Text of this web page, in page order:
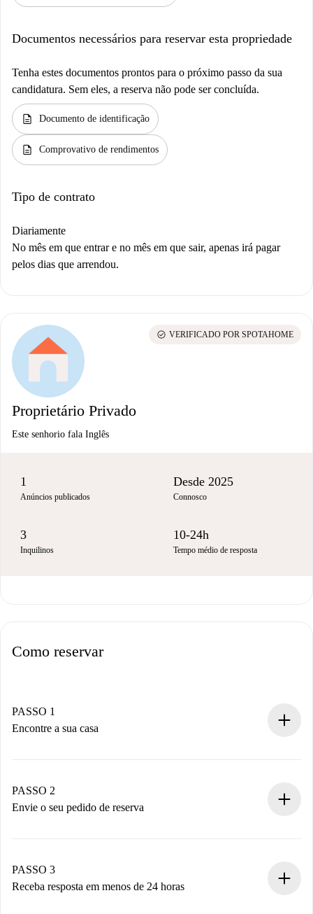
Documentos necessários para reservar esta propriedade
Tenha estes documentos prontos para o próximo passo da sua
candidatura. Sem eles, a reserva não pode ser concluída.
description Documento de identificação
description Comprovativo de rendimentos
Tipo de contrato
Diariamente
No mês em que entrar e no mês em que sair, apenas irá pagar
pelos dias que arrendou.
Proprietário Privado
Este senhorio fala Inglês
check_circle VERIFICADO POR SPOTAHOME
1
Anúncios publicados
Desde 2025
Connosco
3
Inquilinos
10-24h
Tempo médio de resposta
Como reservar
PASSO 1
Encontre a sua casa
Você tem todas as informações necessárias
antecipadamente.
PASSO 2
Envie o seu pedido de reserva
Não cobramos nada até que o proprietário confirme.
PASSO 3
Receba resposta em menos de 24 horas